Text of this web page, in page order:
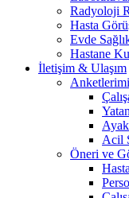
Radyoloji
Hasta
Evde
Hastane
İletişim & Ulaşım
Acil
Öneri ve